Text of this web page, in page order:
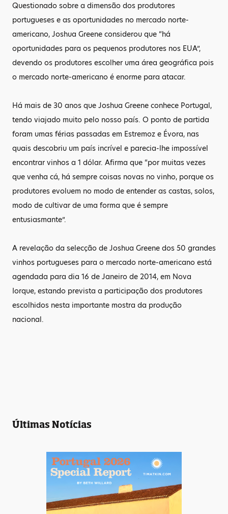
Questionado sobre a dimensão dos produtores
portugueses e as oportunidades no mercado norte-
americano, Joshua Greene considerou que “há
oportunidades para os pequenos produtores nos EUA”,
devendo os produtores escolher uma área geográfica pois
o mercado norte-americano é enorme para atacar.
Há mais de 30 anos que Joshua Greene conhece Portugal,
tendo viajado muito pelo nosso país. O ponto de partida
foram umas férias passadas em Estremoz e Évora, nas
quais descobriu um país incrível e parecia-lhe impossível
encontrar vinhos a 1 dólar. Afirma que “por muitas vezes
que venha cá, há sempre coisas novas no vinho, porque os
produtores evoluem no modo de entender as castas, solos,
modo de cultivar de uma forma que é sempre
entusiasmante”.
A revelação da selecção de Joshua Greene dos 50 grandes
vinhos portugueses para o mercado norte-americano está
agendada para dia 16 de Janeiro de 2014, em Nova
Iorque, estando prevista a participação dos produtores
escolhidos nesta importante mostra da produção
nacional.
Últimas Notícias